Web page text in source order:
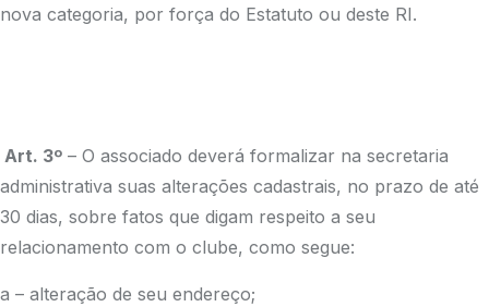
nova categoria, por força do Estatuto ou deste RI.
Art. 3º – O associado deverá formalizar na secretaria
administrativa suas alterações cadastrais, no prazo de até
30 dias, sobre fatos que digam respeito a seu
relacionamento com o clube, como segue:
a – alteração de seu endereço;